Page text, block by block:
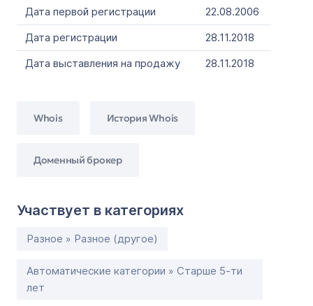
Дата первой регистрации
22.08.2006
Дата регистрации
28.11.2018
Дата выставления на продажу
28.11.2018
Whois История Whois
Доменный брокер
Участвует в категориях
Разное » Разное (другое)
Автоматические категории » Старше 5-ти
лет